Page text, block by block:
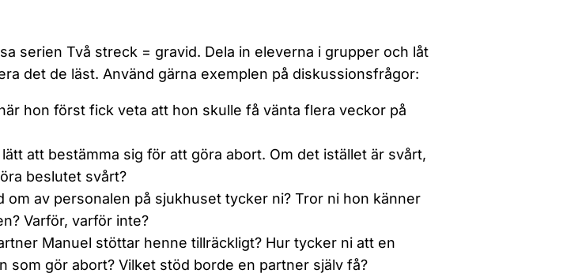
serien Två streck = gravid. Dela in eleverna i grupper och låt
det de läst. Använd gärna exemplen på diskussionsfrågor:
hon först fick veta att hon skulle få vänta flera veckor på
att bestämma sig för att göra abort. Om det istället är svårt,
beslutet svårt?
om av personalen på sjukhuset tycker ni? Tror ni hon känner
Varför, varför inte?
Manuel stöttar henne tillräckligt? Hur tycker ni att en
som gör abort? Vilket stöd borde en partner själv få?